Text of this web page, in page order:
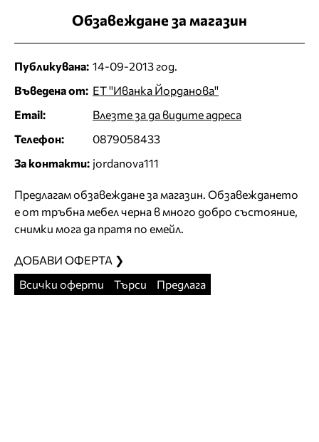
Обзавеждане за магазин
Публикувана: 14-09-2013 год.
Въведена от: ЕТ ''Иванка Йорданова''
Email:
Влезте за да видите адреса
Телефон:
0879058433
За контакти: jordanova111
Предлагам обзавеждане за магазин. Обзавеждането
е от тръбна мебел черна в много добро състояние,
снимки мога да пратя по емейл.
ДОБАВИ ОФЕРТА ❯
Всички оферти
Търси Предлага